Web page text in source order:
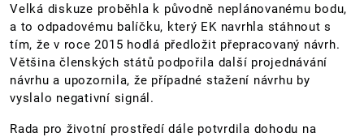
Velká diskuze proběhla k původně neplánovanému bodu,
a to odpadovému balíčku, který EK navrhla stáhnout s
tím, že v roce 2015 hodlá předložit přepracovaný návrh.
Většina členských států podpořila další projednávání
návrhu a upozornila, že případné stažení návrhu by
vyslalo negativní signál.
Rada pro životní prostředí dále potvrdila dohodu na